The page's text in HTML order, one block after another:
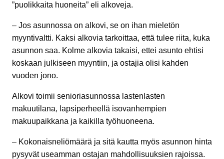
”puolikkaita huoneita” eli alkoveja.
– Jos asunnossa on alkovi, se on ihan mieletön
myyntivaltti. Kaksi alkovia tarkoittaa, että tulee riita, kuka
asunnon saa. Kolme alkovia takaisi, ettei asunto ehtisi
koskaan julkiseen myyntiin, ja ostajia olisi kahden
vuoden jono.
Alkovi toimii senioriasunnossa lastenlasten
makuutilana, lapsiperheellä isovanhempien
makuupaikkana ja kaikilla työhuoneena.
– Kokonaisneliömäärä ja sitä kautta myös asunnon hinta
pysyvät useamman ostajan mahdollisuuksien rajoissa.